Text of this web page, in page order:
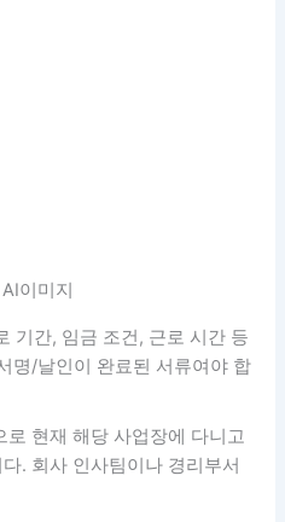
이미지
기간, 임금 조건, 근로 시간 등
명/날인이 완료된 서류여야 합
로 현재 해당 사업장에 다니고
. 회사 인사팀이나 경리부서